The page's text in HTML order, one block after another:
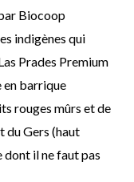
Biocoop
indigènes qui
Prades Premium
en barrique
rouges mûrs et de
du Gers (haut
dont il ne faut pas